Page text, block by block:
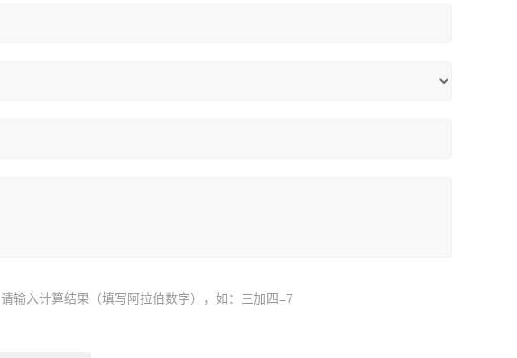
请输入计算结果（填写阿拉伯数字），如：三加四=7